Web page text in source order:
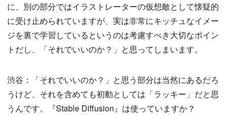
に、別の部分ではイラストレーターの仮想敵として懐疑的
に受け止められていますが、実は非常にキッチュなイメー
ジを裏で学習しているというのは考慮すべき大切なポイン
トだし、「それでいいのか？」と思ってしまいます。
渋谷：「それでいいのか？」と思う部分は当然にあるだろ
うけど、それを含めても初動としては「ラッキー」だと思
うんです。『Stable Diffusion』は使っていますか？